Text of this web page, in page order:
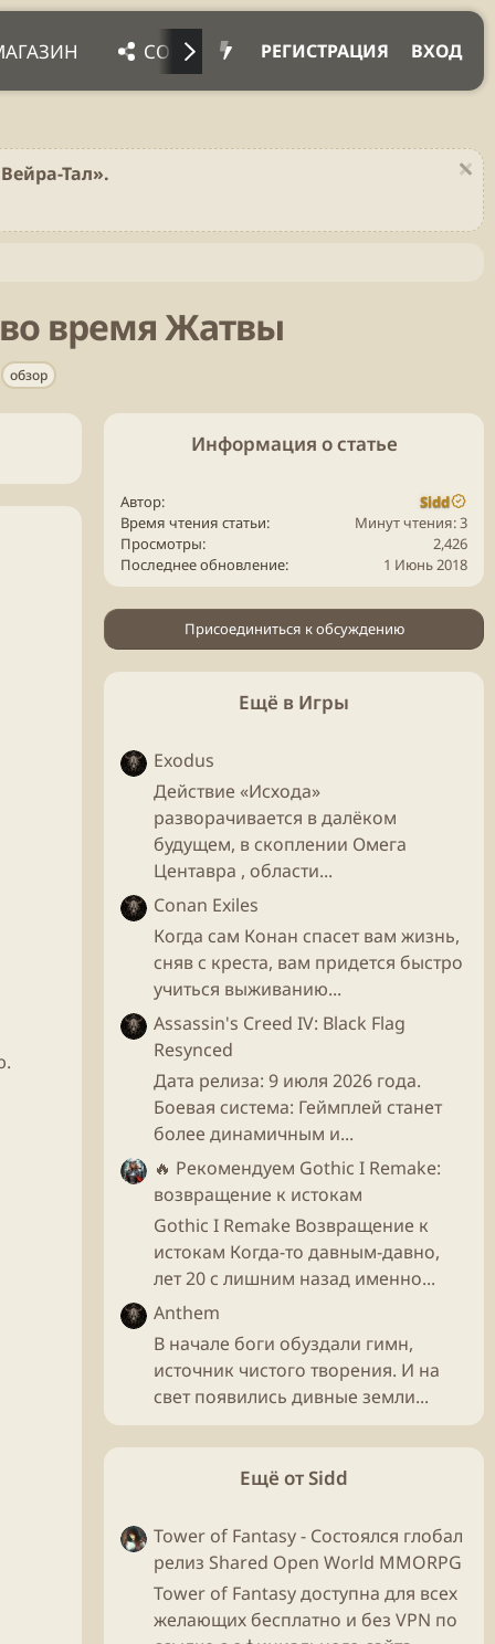
СОЦ. СЕТИ ПРОЧЕЕ ВХОД
РЕГИСТРАЦИЯ
Тал».
время Жатвы
обзор
Информация о статье
Автор
Sidd
Время чтения статьи
Минут чтения: 3
Просмотры
2,426
Последнее обновление
1 Июнь 2018
Присоединиться к обсуждению
Ещё в Игры
Exodus
Действие «Исхода»
разворачивается в далёком
будущем, в скоплении Омега
Центавра , области...
Conan Exiles
Когда сам Конан спасет вам жизнь,
сняв с креста, вам придется быстро
учиться выживанию...
Assassin's Creed IV: Black Flag
Resynced
Дата релиза: 9 июля 2026 года.
Боевая система: Геймплей станет
более динамичным и...
🔥 Рекомендуем Gothic I Remake:
возвращение к истокам
Gothic I Remake Возвращение к
истокам Когда-то давным-давно,
лет 20 с лишним назад именно...
Anthem
В начале боги обуздали гимн,
источник чистого творения. И на
свет появились дивные земли...
Ещё от Sidd
Tower of Fantasy - Состоялся глобал
релиз Shared Open World MMORPG
Tower of Fantasy доступна для всех
желающих бесплатно и без VPN по